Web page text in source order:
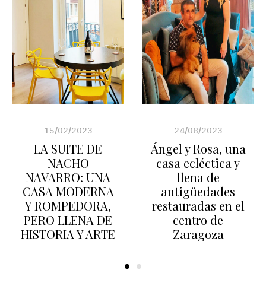
15/02/2023
LA SUITE DE
NACHO
NAVARRO: UNA
CASA MODERNA
Y ROMPEDORA,
PERO LLENA DE
HISTORIA Y ARTE
24/08/2023
Ángel y Rosa, una
casa ecléctica y
llena de
antigüedades
restauradas en el
centro de
Zaragoza